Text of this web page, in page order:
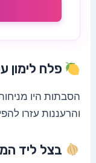
פלח לימון
הסבתות היו
והרעננות עזרו
בצל ליד